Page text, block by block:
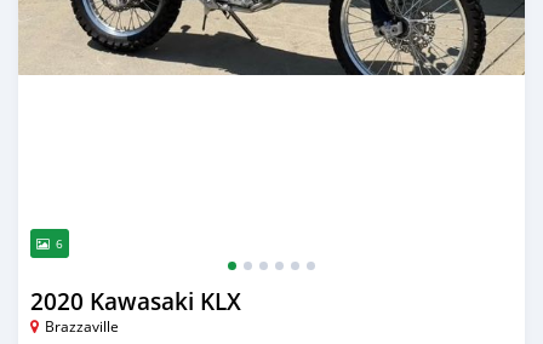
6
2020 Kawasaki KLX
Brazzaville